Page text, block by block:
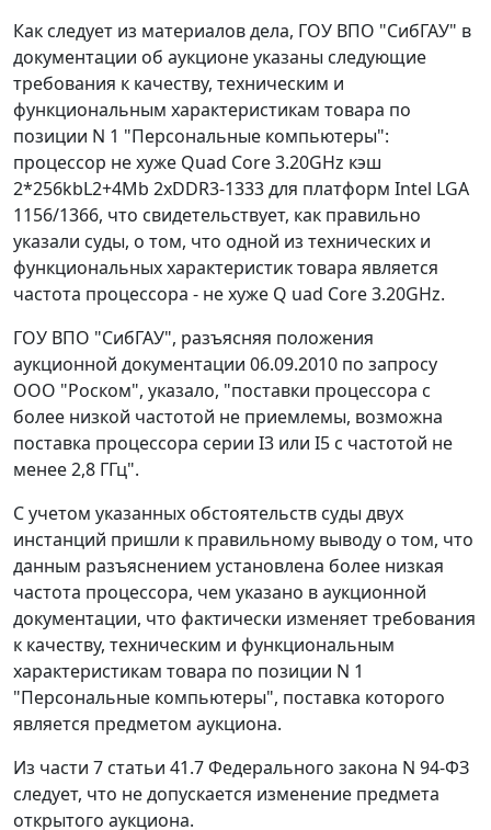
Как следует из материалов дела, ГОУ ВПО "СибГАУ" в
документации об аукционе указаны следующие
требования к качеству, техническим и
функциональным характеристикам товара по
позиции N 1 "Персональные компьютеры":
процессор не хуже Quad Core 3.20GHz кэш
2*256kbL2+4Mb 2xDDR3-1333 для платформ Intel LGA
1156/1366, что свидетельствует, как правильно
указали суды, о том, что одной из технических и
функциональных характеристик товара является
частота процессора - не хуже Q uad Core 3.20GHz.
ГОУ ВПО "СибГАУ", разъясняя положения
аукционной документации 06.09.2010 по запросу
ООО "Роском", указало, "поставки процессора с
более низкой частотой не приемлемы, возможна
поставка процессора серии I3 или I5 с частотой не
менее 2,8 ГГц".
С учетом указанных обстоятельств суды двух
инстанций пришли к правильному выводу о том, что
данным разъяснением установлена более низкая
частота процессора, чем указано в аукционной
документации, что фактически изменяет требования
к качеству, техническим и функциональным
характеристикам товара по позиции N 1
"Персональные компьютеры", поставка которого
является предметом аукциона.
Из части 7 статьи 41.7Федерального закона N 94-ФЗ
следует, что не допускается изменение предмета
открытого аукциона.